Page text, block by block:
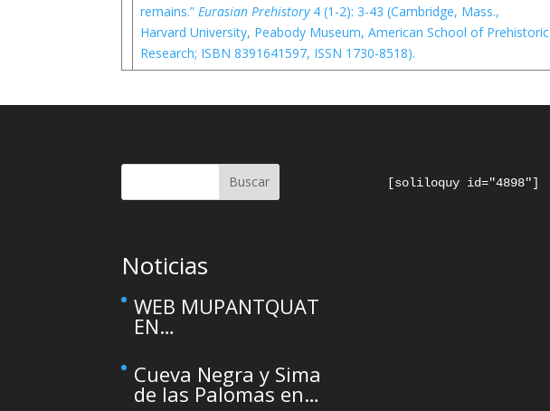
remains.” Eurasian Prehistory 4 (1-2): 3-43 (Cambridge, Mass.,
Harvard University, Peabody Museum, American School of Prehistoric
Research; ISBN 8391641597, ISSN 1730-8518).
Buscar
Noticias
WEB MUPANTQUAT
EN
This site is
temporarily
unavailable due to
Cueva Negra y Sima
de las Palomas en
[soliloquy id="4898"]